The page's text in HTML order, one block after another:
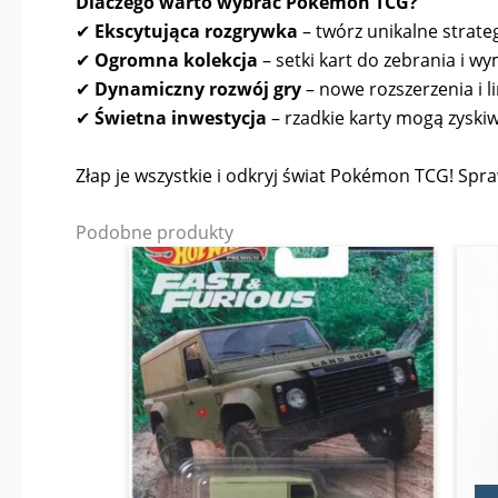
✔ Ekscytująca rozgrywka – twórz unikalne
✔ Ogromna kolekcja – setki kart do zebrania i
✔ Dynamiczny rozwój gry– nowe rozszerzenia i
✔ Świetna inwestycja – rzadkie karty mogą
Złap je wszystkie i odkryj świat Pokémon TCG!
Podobne produkty
Pierwotna
cena
wynosiła:
29,95 zł.
Aktualna
cena
wynosi:
24,99 zł.